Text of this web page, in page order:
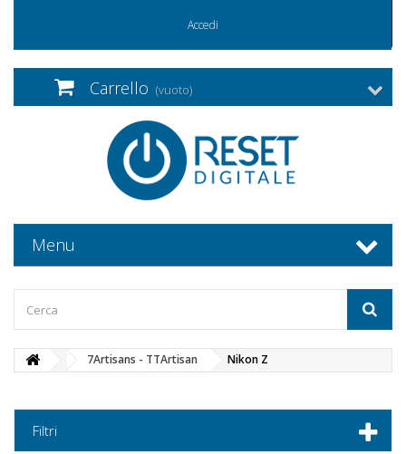
Accedi
Carrello (vuoto)
Menu
7Artisans - TTArtisan Nikon Z
Filtri